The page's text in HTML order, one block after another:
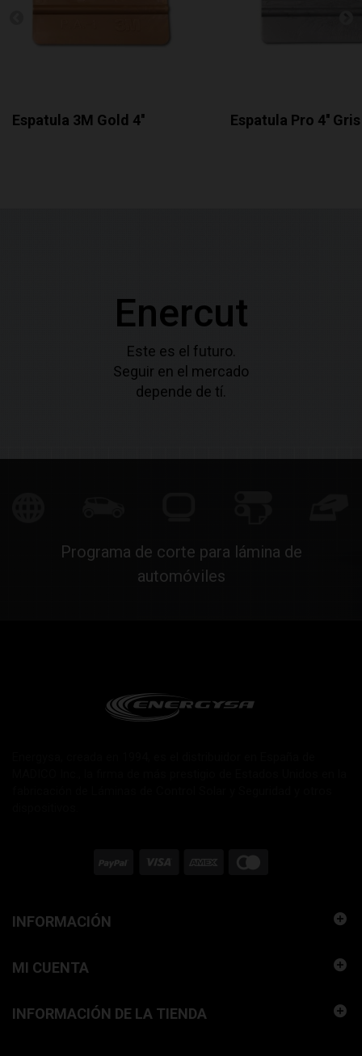
Espatula 3M Gold 4'' Espatula Pro 4'' Gris
Enercut
Este es el futuro.
Seguir en el mercado
depende de tí.
Programa de corte para lámina de
automóviles
INFORMACIÓN
MI CUENTA
INFORMACIÓN DE LA TIENDA